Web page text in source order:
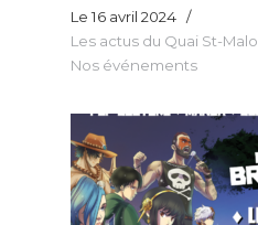
Le 16 avril 2024 /
Les actus du Quai St-Malo
Nos événements